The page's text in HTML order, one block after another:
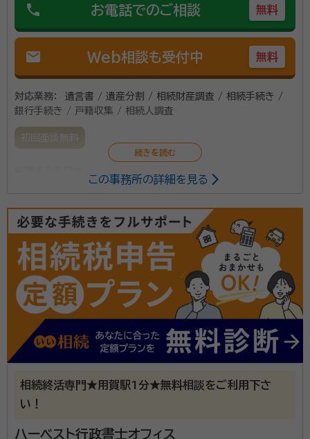
のご面談も予約制で承っております。 お気軽にご相談
所属団体： 東京都行政書士会
phone お電話でのご相談 無料
mail Web相談も受付中 無料
対応業務：
遺言書 / 遺産分割 / 相続財産調査 / 相続手続き /
銀行手続き / 戸籍収集 / 相続人調査
初回面談無料
資格等：行政書士、社会保険労務士
この事務所の詳細を見る
相続終活専門★用賀駅1分★無料相談をご利用下さ
い！
ハーベスト行政書士オフィス